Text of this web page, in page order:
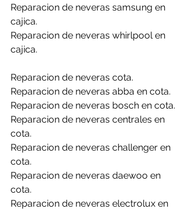
Reparacion de neveras samsung en
cajica.
Reparacion de neveras whirlpool en
cajica.
Reparacion de neveras cota.
Reparacion de neveras abba en cota.
Reparacion de neveras bosch en cota.
Reparacion de neveras centrales en
cota.
Reparacion de neveras challenger en
cota.
Reparacion de neveras daewoo en
cota.
Reparacion de neveras electrolux en